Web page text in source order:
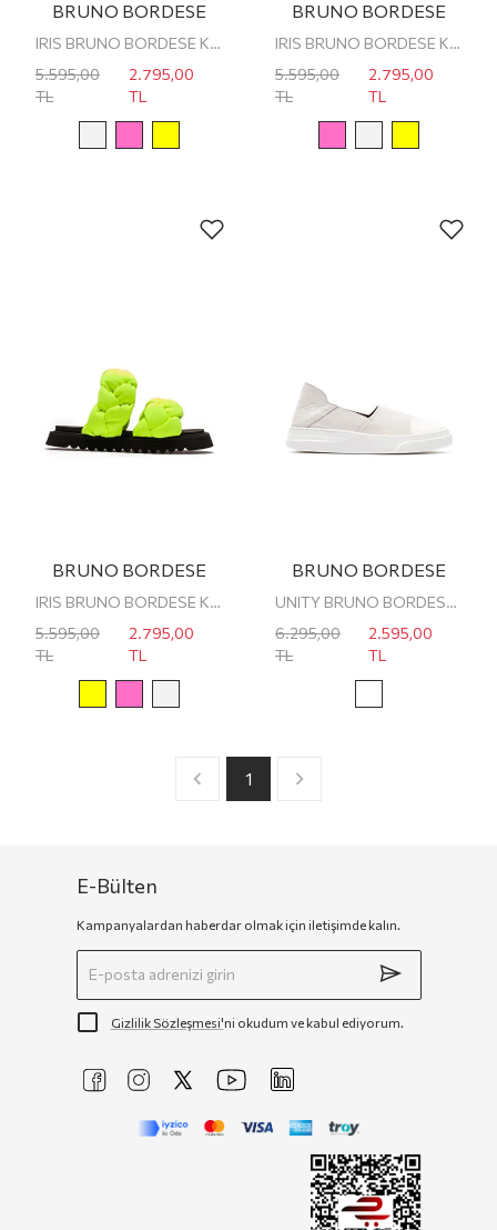
BRUNO BORDESE
IRIS BRUNO BORDESE KADIN TERLİK
5.595,00
TL
2.795,00
TL
BRUNO BORDESE
IRIS BRUNO BORDESE KADIN TERLİK
5.595,00
TL
2.795,00
TL
BRUNO BORDESE
IRIS BRUNO BORDESE KADIN TERLİK
5.595,00
TL
2.795,00
TL
BRUNO BORDESE
UNITY BRUNO BORDESE ERKEK ESPADRİL
6.295,00
TL
2.595,00
TL
1
E-Bülten
Kampanyalardan haberdar olmak için iletişimde kalın.
Gizlilik Sözleşmesi'ni okudum ve kabul ediyorum.